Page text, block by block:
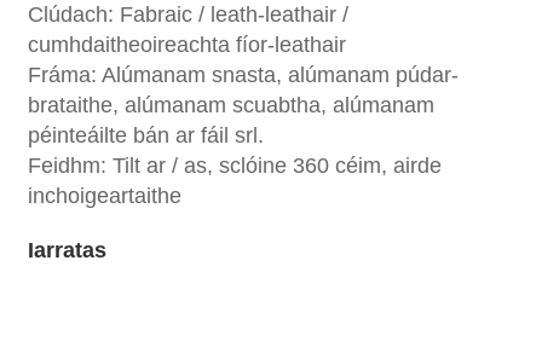
Clúdach: Fabraic / leath-leathair /
cumhdaitheoireachta fíor-leathair
Fráma: Alúmanam snasta, alúmanam púdar-
brataithe, alúmanam scuabtha, alúmanam
péinteáilte bán ar fáil srl.
Feidhm: Tilt ar / as, sclóine 360 ​​céim, airde
inchoigeartaithe
Iarratas